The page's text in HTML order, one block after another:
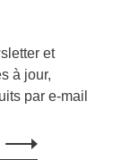
et
à jour,
par e-mail